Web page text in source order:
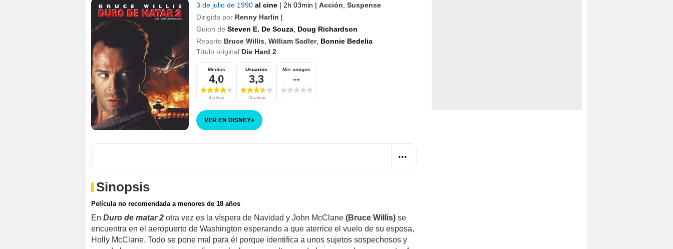
3 de julio de 1990 al cine | 2h 03min | Acción Suspense
Dirigida por Renny Harlin |
Guion de Steven E. De Souza Doug Richardson
Reparto Bruce Willis William Sadler, Bonnie Bedelia
Título original Die Hard 2
Medios
4,0
3 críticas
Usuarios
3,3
72 críticas
Mis amigos
--
VER EN DISNEY+
Sinopsis
Película no recomendada a menores de 18 años
En Duro de matar 2 otra vez es la víspera de Navidad y John McClane (Bruce Willis) se
encuentra en el aeropuerto de Washington esperando a que aterrice el vuelo de su esposa,
Holly McClane. Todo se pone mal para él porque identifica a unos sujetos sospechosos y